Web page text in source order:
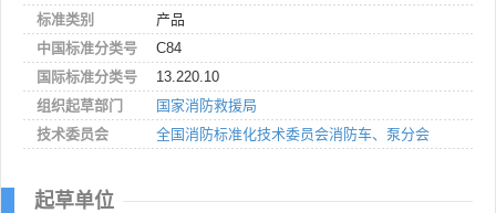
标准类别
产品
中国标准分类号
C84
国际标准分类号
13.220.10
组织起草部门
国家消防救援局
技术委员会
全国消防标准化技术委员会消防车、泵分会
起草单位